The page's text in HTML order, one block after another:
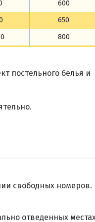
600
650
800
постельного белья и
свободных номеров.
отведенных